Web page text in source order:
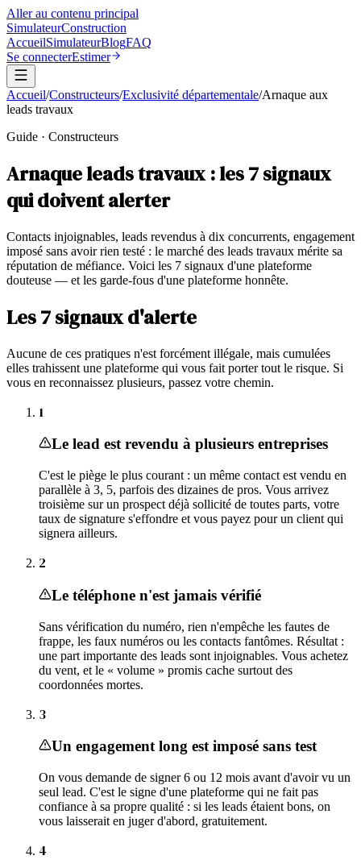
Aller au contenu principal
SimulateurConstruction
AccueilSimulateurBlogFAQ
Se connecterEstimer
Accueil/Constructeurs/Exclusivité départementale/Arnaque aux
leads travaux
Guide · Constructeurs
Arnaque leads travaux : les 7 signaux
qui doivent alerter
Contacts injoignables, leads revendus à dix concurrents, engagement
imposé sans avoir rien testé : le marché des leads travaux mérite sa
réputation de méfiance. Voici les 7 signaux d'une plateforme
douteuse — et les garde-fous d'une plateforme honnête.
Les 7 signaux d'alerte
Aucune de ces pratiques n'est forcément illégale, mais cumulées
elles trahissent une plateforme qui vous fait porter tout le risque. Si
vous en reconnaissez plusieurs, passez votre chemin.
1
Le lead est revendu à plusieurs entreprises
C'est le piège le plus courant : un même contact est vendu en
parallèle à 3, 5, parfois des dizaines de pros. Vous arrivez
troisième sur un prospect déjà sollicité de toutes parts, votre
taux de signature s'effondre et vous payez pour un client qui
signera ailleurs.
2
Le téléphone n'est jamais vérifié
Sans vérification du numéro, rien n'empêche les fautes de
frappe, les faux numéros ou les contacts fantômes. Résultat :
une part importante des leads sont injoignables. Vous achetez
du vent, et le « volume » promis cache surtout des
coordonnées mortes.
3
Un engagement long est imposé sans test
On vous demande de signer 6 ou 12 mois avant d'avoir vu un
seul lead. C'est le signe d'une plateforme qui ne fait pas
confiance à sa propre qualité : si les leads étaient bons, on
vous laisserait en juger d'abord, gratuitement.
4